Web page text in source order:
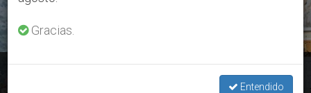
Gracias.
Entendido